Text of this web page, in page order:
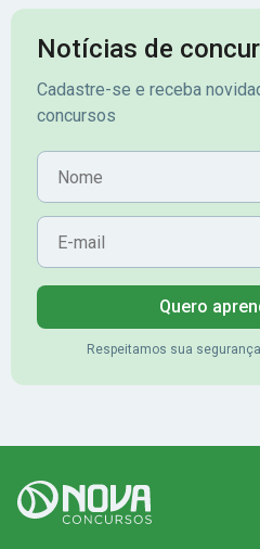
Notícias de
Cadastre-se e receba
concursos
Nome
E-mail
Quero
Respeitamos sua